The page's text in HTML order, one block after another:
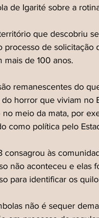
de Igarité sobre a
que descobriu
de solicitação
mais de 100 anos.
remanescentes do
horror que viviam no
meio da mata, por
como política pelo
consagrou às
não aconteceu e elas
para identificar os
não é sequer